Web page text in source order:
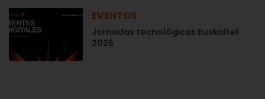
EVENTOS
Jornadas tecnológicas Euskaltel
2026